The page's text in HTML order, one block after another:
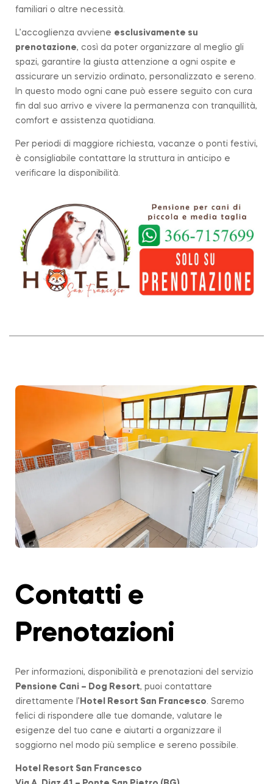
familiari o altre necessità.
L’accoglienza avviene esclusivamente su
prenotazione, così da poter organizzare al meglio gli
spazi, garantire la giusta attenzione a ogni ospite e
assicurare un servizio ordinato, personalizzato e sereno.
In questo modo ogni cane può essere seguito con cura
fin dal suo arrivo e vivere la permanenza con tranquillità,
comfort e assistenza quotidiana.
Per periodi di maggiore richiesta, vacanze o ponti festivi,
è consigliabile contattare la struttura in anticipo e
verificare la disponibilità.
Contatti e
Prenotazioni
Per informazioni, disponibilità e prenotazioni del servizio
Pensione Cani – Dog Resort, puoi contattare
direttamente l’ Hotel Resort San Francesco . Saremo
felici di rispondere alle tue domande, valutare le
esigenze del tuo cane e aiutarti a organizzare il
soggiorno nel modo più semplice e sereno possibile.
Hotel Resort San Francesco